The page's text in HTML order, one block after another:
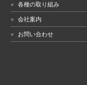
各種の取り組み
会社案内
お問い合わせ